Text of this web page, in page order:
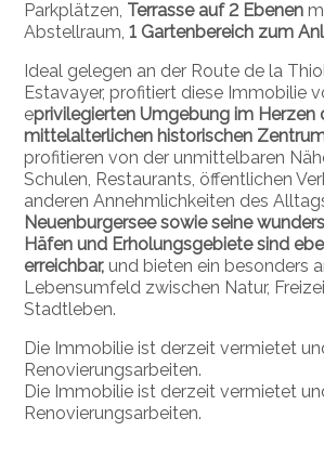
Parkplätzen, Terrasse auf 2 Ebenen
Abstellraum,1 Gartenbereich zum
Ideal gelegen an der Route de la
Estavayer, profitiert diese Immobilie
eprivilegierten Umgebung im Herzen
mittelalterlichen historischen
profitieren von der unmittelbaren
Schulen, Restaurants, öffentlichen
anderen Annehmlichkeiten des
Neuenburgersee sowie seine
Häfen und Erholungsgebiete sind
erreichbar, und bieten ein besonders
Lebensumfeld zwischen Natur,
Stadtleben.
Die Immobilie ist derzeit vermietet
Renovierungsarbeiten.
Die Immobilie ist derzeit vermietet
Renovierungsarbeiten.